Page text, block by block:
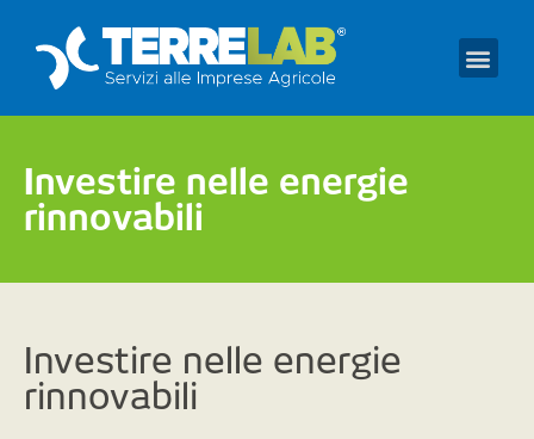
Investire nelle energie
rinnovabili
Investire nelle energie
rinnovabili